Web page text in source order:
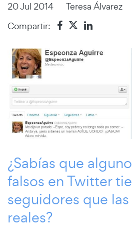
20 Jul 2014 Teresa Álvarez
Compartir:
¿Sabías que
falsos en Twitter
seguidores que
reales?